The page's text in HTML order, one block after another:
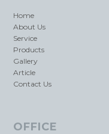
Home
About Us
Service
Products
Gallery
Article
Contact Us
OFFICE